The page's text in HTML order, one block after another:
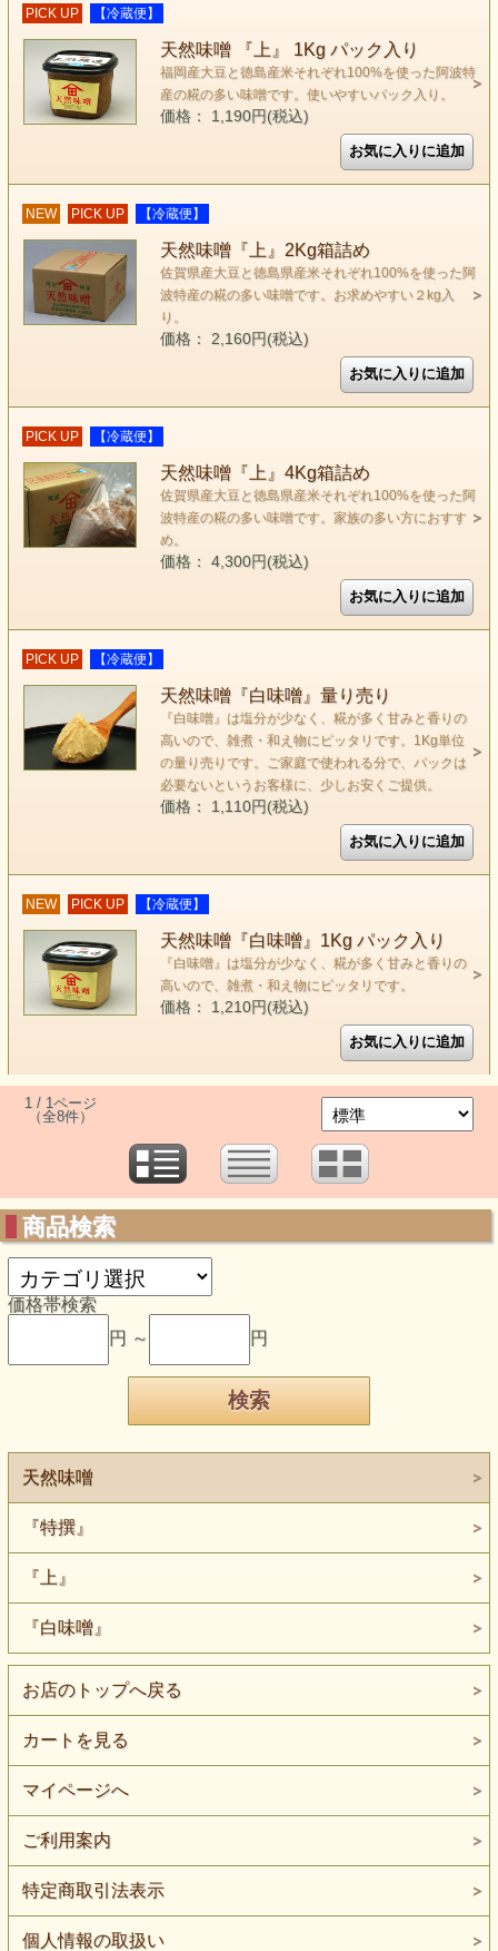
PICK UP 【冷蔵便】
天然味噌 『上』 1Kg パック入り
福岡産大豆と徳島産米それぞれ100%を使った阿波特
産の糀の多い味噌です。使いやすいパック入り。
価格： 1,190円(税込)
NEW PICK UP 【冷蔵便】
天然味噌『上』2Kg箱詰め
佐賀県産大豆と徳島県産米それぞれ100%を使った阿
波特産の糀の多い味噌です。お求めやすい２kg入
り。
価格： 2,160円(税込)
PICK UP 【冷蔵便】
天然味噌『上』4Kg箱詰め
佐賀県産大豆と徳島県産米それぞれ100%を使った阿
波特産の糀の多い味噌です。家族の多い方におすす
め。
価格： 4,300円(税込)
PICK UP 【冷蔵便】
天然味噌『白味噌』量り売り
『白味噌』は塩分が少なく、糀が多く甘みと香りの
高いので、雑煮・和え物にピッタリです。1Kg単位
の量り売りです。ご家庭で使われる分で、パックは
必要ないというお客様に、少しお安くご提供。
価格： 1,110円(税込)
NEW PICK UP 【冷蔵便】
天然味噌『白味噌』1Kg パック入り
『白味噌』は塩分が少なく、糀が多く甘みと香りの
高いので、雑煮・和え物にピッタリです。
価格： 1,210円(税込)
1 / 1ページ
（全8件）
商品検索
価格帯検索
円 ～
円
天然味噌
『特撰』
『上』
『白味噌』
お店のトップへ戻る
カートを見る
マイページへ
ご利用案内
特定商取引法表示
個人情報の取扱い